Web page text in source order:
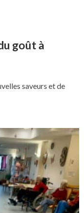
goût à
saveurs et de